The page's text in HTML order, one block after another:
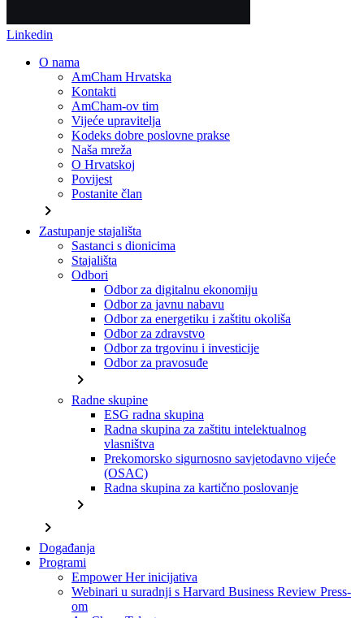
Linkedin
O nama
AmCham Hrvatska
Kontakti
AmCham-ov tim
Vijeće upravitelja
Kodeks dobre poslovne prakse
Naša mreža
O Hrvatskoj
Povijest
Postanite član
chevron_right
Zastupanje stajališta
Sastanci s dionicima
Stajališta
Odbori
Odbor za digitalnu ekonomiju
Odbor za javnu nabavu
Odbor za energetiku i zaštitu okoliša
Odbor za zdravstvo
Odbor za trgovinu i investicije
Odbor za pravosuđe
chevron_right
Radne skupine
ESG radna skupina
Radna skupina za zaštitu intelektualnog
vlasništva
Prekomorsko sigurnosno savjetodavno vijeće
(OSAC)
Radna skupina za kartično poslovanje
chevron_right
chevron_right
Događanja
Programi
Empower Her inicijativa
Webinari u suradnji s Harvard Business Review Press-
om